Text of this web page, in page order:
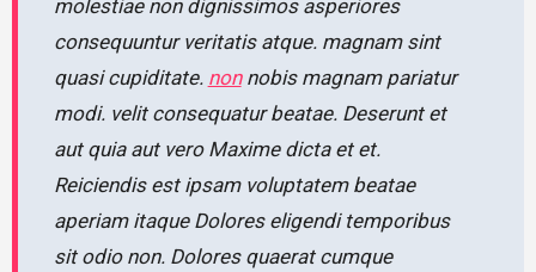
molestiae non dignissimos asperiores
consequuntur veritatis atque. magnam sint
quasi cupiditate. nonnobis magnam pariatur
modi. velit consequatur beatae. Deserunt et
aut quia aut vero Maxime dicta et et.
Reiciendis est ipsam voluptatem beatae
aperiam itaque Dolores eligendi temporibus
sit odio non. Dolores quaerat cumque